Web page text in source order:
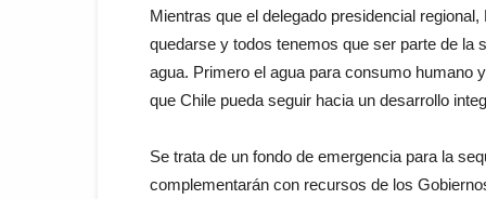
Mientras que el delegado presidencial
quedarse y todos tenemos que ser parte de la
agua. Primero el agua para consumo humano
que Chile pueda seguir hacia un desarrollo
Se trata de un fondo de emergencia para la
complementarán con recursos de los